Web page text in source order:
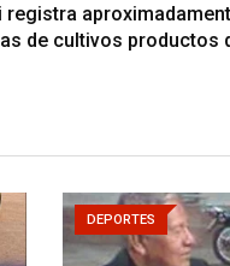
registra
de cultivos productos
DEPORTES